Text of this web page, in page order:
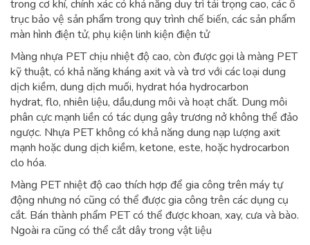
trong cơ khí, chính xác có khả năng duy trì tải trọng cao, các ổ
trục bảo vệ sản phẩm trong quy trình chế biến, các sản phẩm
màn hình điện tử, phụ kiện linh kiện điện tử
Màng nhựa PET chịu nhiệt độ cao, còn được gọi là màng PET
kỹ thuật, có khả năng kháng axit và và trơ với các loại dung
dịch kiềm, dung dịch muối, hydrat hóa hydrocarbon
hydrat, flo, nhiên liệu, dầu,dung môi và hoạt chất. Dung môi
phân cực mạnh liền có tác dụng gây trương nở không thể đảo
ngược. Nhựa PET không có khả năng dung nạp lượng axit
mạnh hoặc dung dịch kiềm, ketone, este, hoặc hydrocarbon
clo hóa.
Màng PET nhiệt độ cao thích hợp để gia công trên máy tự
động nhưng nó cũng có thể được gia công trên các dụng cụ
cắt. Bán thành phẩm PET có thể được khoan, xay, cưa và bào.
Ngoài ra cũng có thể cắt dây trong vật liệu